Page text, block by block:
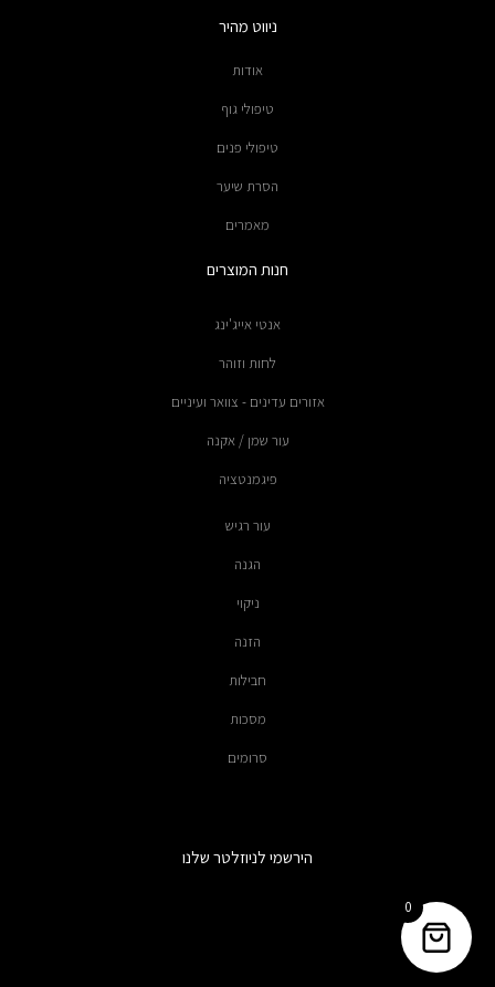
ניווט מהיר
אודות
טיפולי גוף
טיפולי פנים
הסרת שיער
מאמרים
חנות המוצרים
אנטי אייג'ינג
לחות וזוהר
אזורים עדינים - צוואר ועיניים
עור שמן / אקנה
פיגמנטציה
עור רגיש
הגנה
ניקוי
הזנה
חבילות
מסכות
סרומים
הירשמי לניוזלטר שלנו
0